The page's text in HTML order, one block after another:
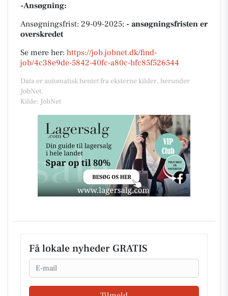
-Ansøgning:
Ansøgningsfrist: 29-09-2025; - ansøgningsfristen er
overskredet
Se mere her: https://job.jobnet.dk/find-
job/4c38e9de-5842-40fc-a80c-bfc85f526544
Data er automatisk hentet fra eksterne kilder, herunder
JobNet.
Kilde: JobNet
Få lokale nyheder GRATIS
Email